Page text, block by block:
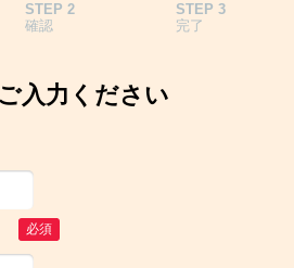
STEP 2
確認
STEP 3
完了
入力ください
必須